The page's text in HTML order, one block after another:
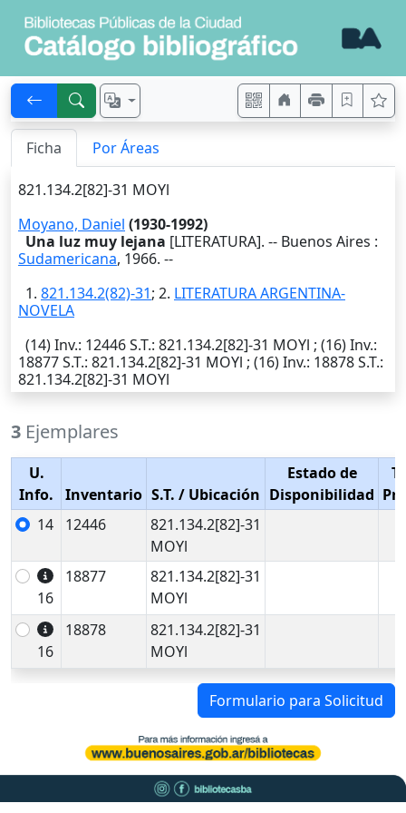
Ficha Por Áreas
821.134.2[82]-31 MOYl
Moyano, Daniel (1930-1992)
Una luz muy lejana [LITERATURA]. -- Buenos Aires :
Sudamericana, 1966. --
1. 821.134.2(82)-31; 2. LITERATURA ARGENTINA-
NOVELA
(14)Inv.: 12446S.T.: 821.134.2[82]-31 MOYl ; (16)Inv.:
18877S.T.: 821.134.2[82]-31 MOYl ; (16)Inv.: 18878S.T.:
821.134.2[82]-31 MOYl
3 Ejemplares
U.
Info.
Inventario S.T. / Ubicación
Estado de
Disponibilidad
14
12446
821.134.2[82]-31
MOYl
16
18877
821.134.2[82]-31
MOYl
16
18878
821.134.2[82]-31
MOYl
Formulario para Solicitud